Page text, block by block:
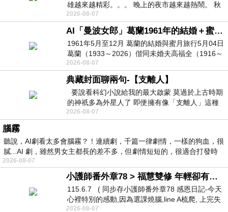
雄越來越精彩。。。 晚上的夜市越來越熱鬧。 秋
天的風刮得很熱 夜遊消暑熱。。。
2026-08-07
AI「曼波女郎」葛蘭1961年的結婚＋蜜月旅行 #戀上老電影 #葛蘭 #粟子
1961年5月至12月 葛蘭的結婚與蜜月旅行5月04日
葛蘭（1933～2026）偕同未婚夫高福全（1916～
2004）乘郵輪赴倫敦6月15日於英國倫敦St.S
2026-08-07
典藏封面聊兩句-【支離人】
要說看科幻小說給我的最大啟蒙 莫過於上古時期
的神祇多為外星人了 即便擁有像「支離人」這種
驚世駭俗的神通法門 也未必讀
2026-08-07
腦霧
聽說，AI劇看太多會腦霧？！連續劇，千篇一律劇情，一樣的狗血，很
膩...AI 劇，雖然男女主都長的差不多，但劇情短短的，很適合打發時
2026-08-07
小護師番外章78 > 福慧雙修 年輕卻有個老靈魂 ㄑ金剛經〉podcast
115.6.7 ( 同步存小護師番外章78 感恩日記-今天
心裡特別的感動,因為選課燒腦,line A梳爬, 上完失
智課的她,特來傾
2026-08-07